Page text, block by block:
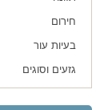
חירום
בעיות עור
גזעים וסוגים